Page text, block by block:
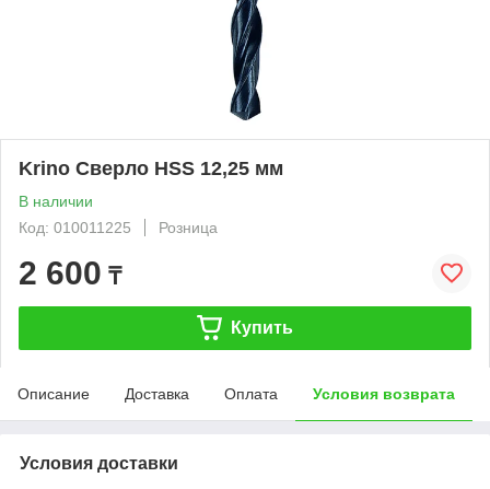
Krino Сверло HSS 12,25 мм
В наличии
Код: 010011225
Розница
2 600 ₸
Купить
Описание Доставка Оплата Условия возврата
Условия доставки